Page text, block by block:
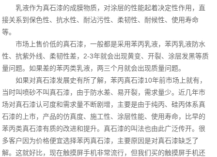
乳液作为真石漆的成膜物质，对涂层的性能起着决定性作用，直
接关系到保色性、抗水性、耐沾污性、柔韧性、耐候性、使用寿命
等。
市场上售价低的真石漆，一般都是采用苯丙乳液，苯丙乳液防水
性、抗紫外线、柔韧性差，2-3年就会出现黄变、开裂、涂层发黑等质
量问题。如果差的苯丙类乳液，两三个月就会出现质量问题。
如果对真石漆发展史有所了解，苯丙真石漆10年前市场上就有，
当时叫喷砂不叫真石漆，由于防水差、易开裂，需求量少。近几年市
场对真石漆认可度和需求量不断剧增，主要是由于纯丙、硅丙体系真
石漆的上市，产品的仿真度、施工性、涂层性能、使用寿命，比早的
苯丙类真石漆有质的改进和提升。真石漆的叫法也由此广泛传开。很
多客户因为价格便宜选择苯丙真石漆，主要原因是对真石漆缺乏了
解。这就好比，现在触摸屏手机非常流行，但我们买的触摸屏手机还